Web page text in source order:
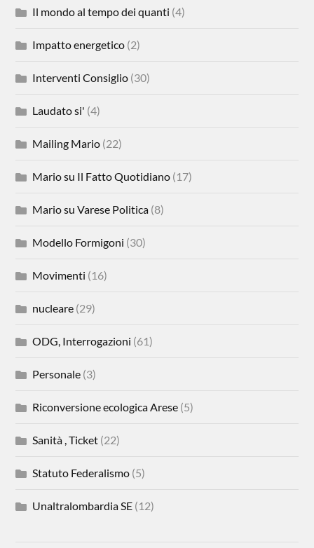
Il mondo al tempo dei quanti (4)
Impatto energetico (2)
Interventi Consiglio (30)
Laudato si' (4)
Mailing Mario (22)
Mario su Il Fatto Quotidiano (17)
Mario su Varese Politica (8)
Modello Formigoni (30)
Movimenti (16)
nucleare (29)
ODG, Interrogazioni (61)
Personale (3)
Riconversione ecologica Arese (5)
Sanità , Ticket (22)
Statuto Federalismo (5)
Unaltralombardia SE (12)